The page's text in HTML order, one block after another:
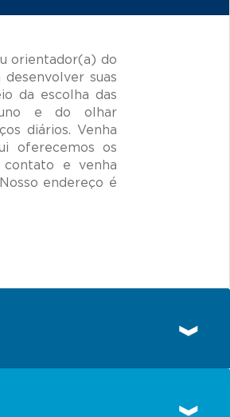
orientador(a) do
suas
da escolha das
e do olhar
diários. Venha
oferecemos os
e venha
endereço é